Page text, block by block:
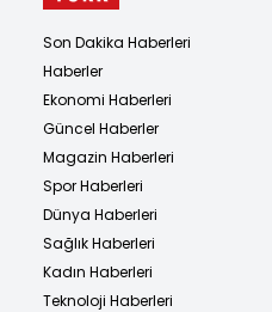
Son Dakika Haberleri
Haberler
Ekonomi Haberleri
Güncel Haberler
Magazin Haberleri
Spor Haberleri
Dünya Haberleri
Sağlık Haberleri
Kadın Haberleri
Teknoloji Haberleri